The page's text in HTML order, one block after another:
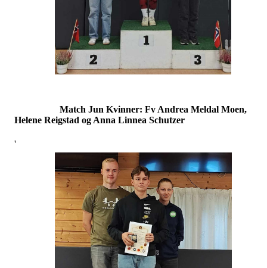
Match Jun Kvinner: Fv Andrea Meldal Moen,
Helene Reigstad og Anna Linnea Schutzer
'